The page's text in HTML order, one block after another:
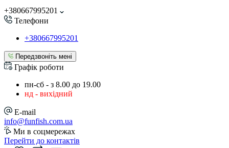
+380667995201
Телефони
+380667995201
Передзвоніть мені
Графік роботи
пн-сб - з 8.00 до 19.00
нд - вихідний
E-mail
info@funfish.com.ua
Ми в соцмережах
Перейти до контактів